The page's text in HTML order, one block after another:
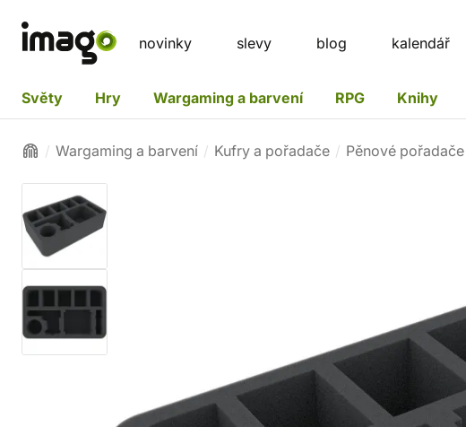
novinky slevy blog kalendář
Světy Hry Wargaming a barvení RPG Knihy
Wargaming a barvení Kufry a pořadače Pěnové